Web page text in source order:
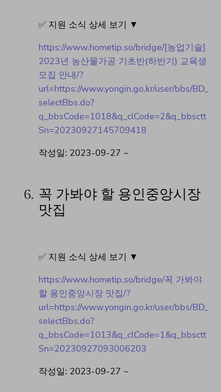
✅ 지원 소식 상세 보기 ▼
https://www.hometip.so/bridge/[농업기술]
2023년 농산물가공 기초반(하반기) 교육생
모집 안내/?
url=https://www.yongin.go.kr/user/bbs/BD_
selectBbs.do?
q_bbsCode=1018&q_clCode=2&q_bbsctt
Sn=20230927145709418
작성일: 2023-09-27 ~
6. 꼭 가봐야 할 용인중앙시장
맛집
✅ 지원 소식 상세 보기 ▼
https://www.hometip.so/bridge/꼭 가봐야
할 용인중앙시장 맛집/?
url=https://www.yongin.go.kr/user/bbs/BD_
selectBbs.do?
q_bbsCode=1013&q_clCode=1&q_bbsctt
Sn=20230927093006203
작성일: 2023-09-27 ~